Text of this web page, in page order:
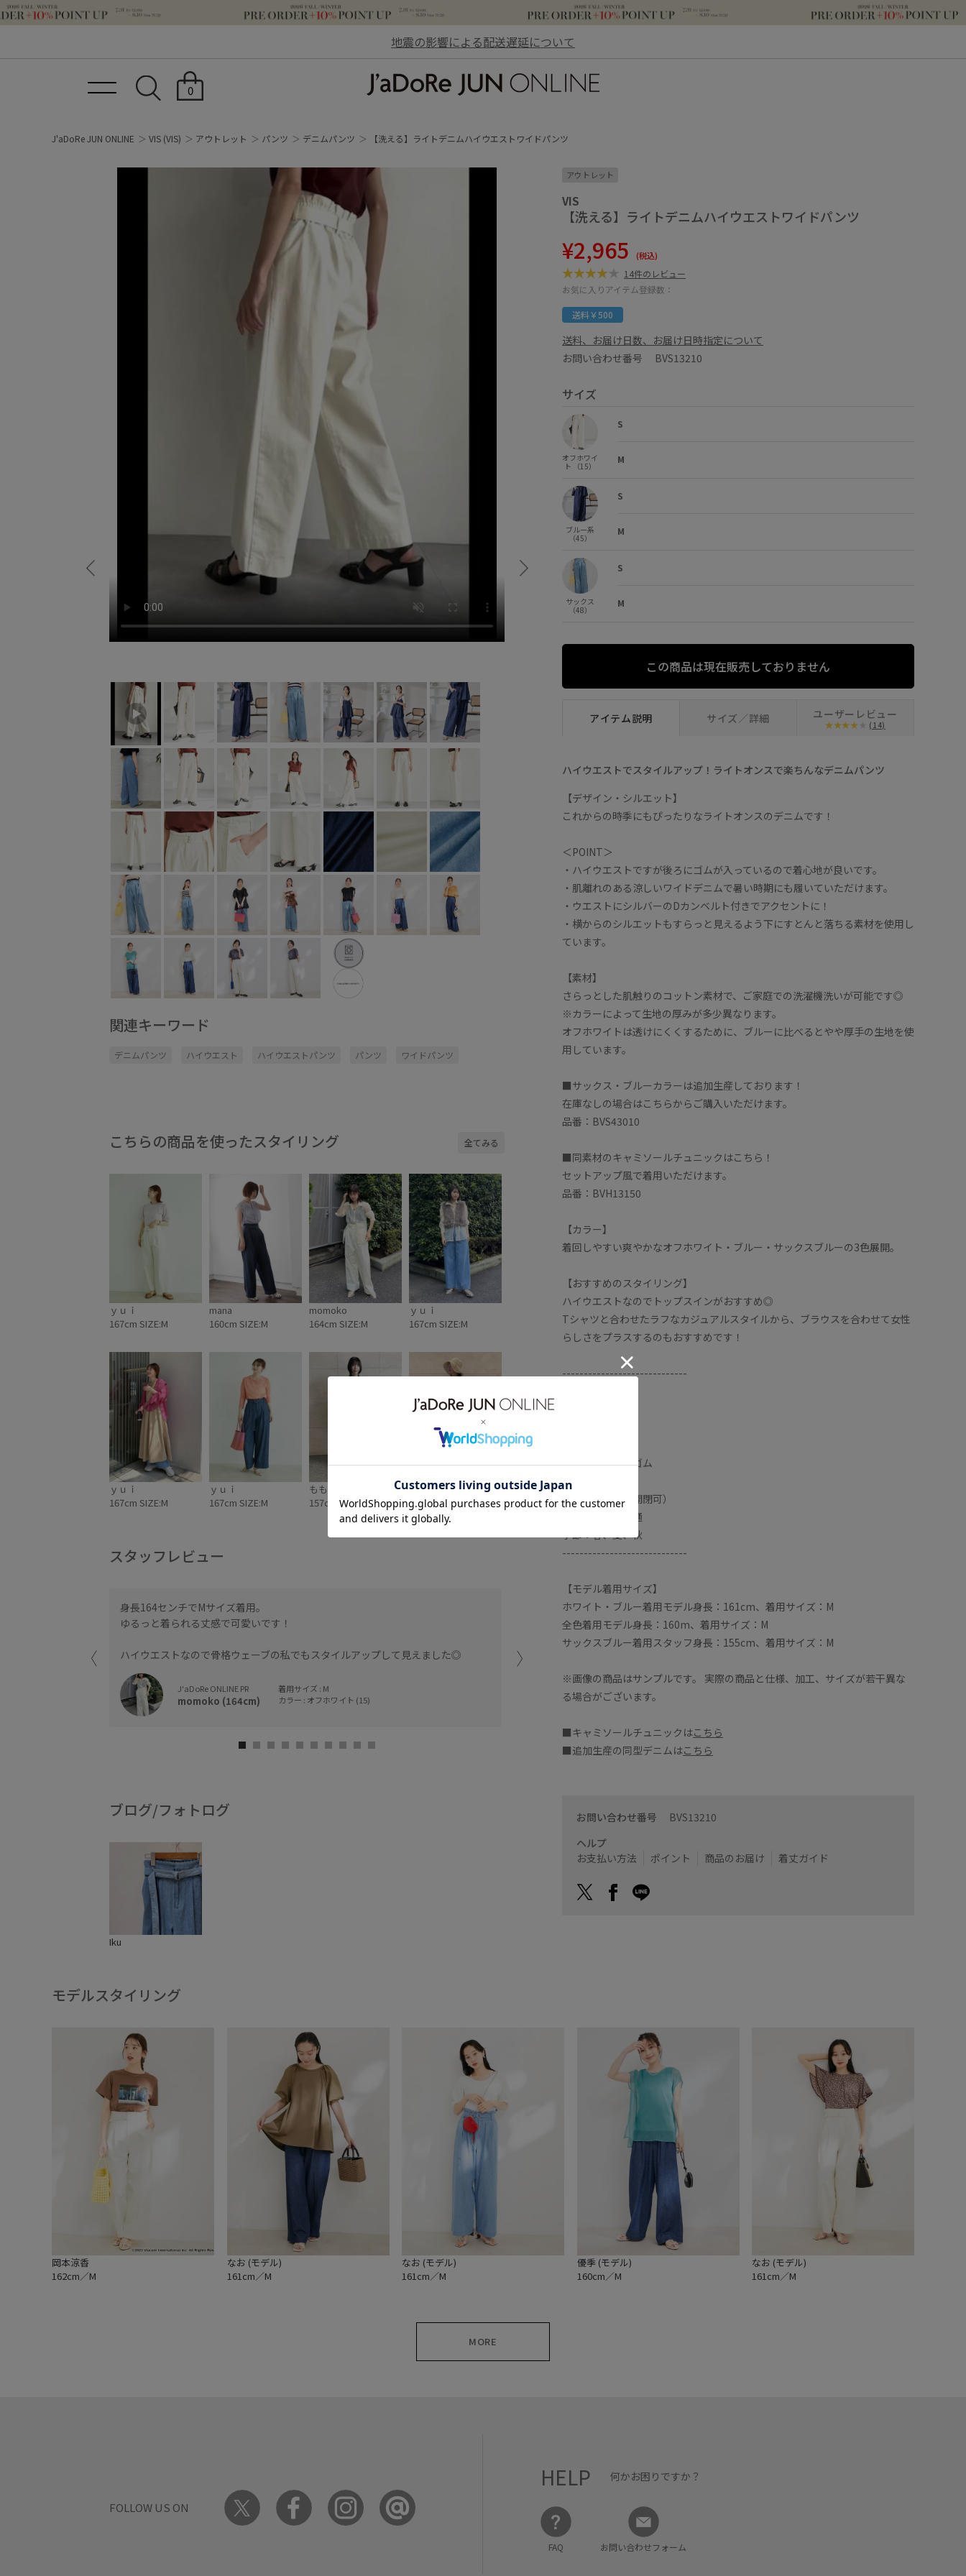
地震の影響による配送遅延について
0
J'aDoRe JUN ONLINE VIS (VIS) アウトレット パンツ デニムパンツ 【洗える】ライトデニムハイウエストワイドパンツ
関連キーワード
デニムパンツ ハイウエスト ハイウエストパンツ パンツ ワイドパンツ
こちらの商品を使ったスタイリング 全てみる
ｙｕｉ
167cm SIZE:M
mana
160cm SIZE:M
momoko
164cm SIZE:M
ｙｕｉ
167cm SIZE:M
ｙｕｉ
167cm SIZE:M
ｙｕｉ
167cm SIZE:M
ももこ
157cm SIZE:S
TAKAHASHI
157cm SIZE:S
スタッフレビュー
身長164センチでMサイズ着用。
ゆるっと着られる丈感で可愛いです！
ハイウエストなので骨格ウェーブの私でもスタイルアップして見えました◎
J'aDoRe ONLINE PR
momoko (164cm)
着用サイズ : M
カラー : オフホワイト (15)
ハイウエストなバランスの取りやすいシルエットに、股上が深いのでヒップライ
ンも気にせずお召しいただけます！
ブログ/フォトログ
Iku
アウトレット
VIS
【洗える】ライトデニムハイウエストワイドパンツ
¥2,965 (税込)
14件のレビュー
お気に入りアイテム登録数：
送料￥500
送料、お届け日数、お届け日時指定について
お問い合わせ番号 BVS13210
サイズ
オフホワイ
ト （15）
S
M
ブルー系
（45）
S
M
サックス
（48）
S
M
この商品は現在販売しておりません
アイテム説明 サイズ／詳細 ユーザーレビュー
(14)
ハイウエストでスタイルアップ！ライトオンスで楽ちんなデニムパンツ
【デザイン・シルエット】
これからの時季にもぴったりなライトオンスのデニムです！
＜POINT＞
・ハイウエストですが後ろにゴムが入っているので着心地が良いです。
・肌離れのある涼しいワイドデニムで暑い時期にも履いていただけます。
・ウエストにシルバーのDカンベルト付きでアクセントに！
・横からのシルエットもすらっと見えるよう下にすとんと落ちる素材を使用し
ています。
【素材】
さらっとした肌触りのコットン素材で、ご家庭での洗濯機洗いが可能です◎
※カラーによって生地の厚みが多少異なります。
オフホワイトは透けにくくするために、ブルーに比べるとやや厚手の生地を使
用しています。
■サックス・ブルーカラーは追加生産しております！
在庫なしの場合はこちらからご購入いただけます。
品番：BVS43010
■同素材のキャミソールチュニックはこちら！
セットアップ風で着用いただけます。
品番：BVH13150
【カラー】
着回しやすい爽やかなオフホワイト・ブルー・サックスブルーの3色展開。
【おすすめのスタイリング】
ハイウエストなのでトップスインがおすすめ◎
Tシャツと合わせたラフなカジュアルスタイルから、ブラウスを合わせて女性
らしさをプラスするのもおすすめです！
-----------------------------
ウエスト：後ろゴム
ポケット：あり
ボタン：あり（開閉可）
生地の厚さ：普通
季節：春、夏、秋
-----------------------------
【モデル着用サイズ】
ホワイト・ブルー着用モデル身長：161cm、着用サイズ：M
全色着用モデル身長：160m、着用サイズ：M
サックスブルー着用スタッフ身長：155cm、着用サイズ：M
※画像の商品はサンプルです。 実際の商品と仕様、加工、サイズが若干異な
る場合がございます。
■キャミソールチュニックはこちら
■追加生産の同型デニムはこちら
お問い合わせ番号 BVS13210
ヘルプ
お支払い方法
ポイント 商品のお届け 着丈ガイド
モデルスタイリング
岡本涼香
162cm／M
なお (モデル)
161cm／M
なお (モデル)
161cm／M
優季 (モデル)
160cm／M
なお (モデル)
161cm／M
MORE
FOLLOW US ON
HELP 何かお困りですか？
FAQ お問い合わせフォーム